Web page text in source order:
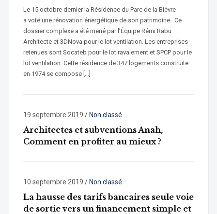
Le 15 octobre dernier la Résidence du Parc de la Bièvre
a voté une rénovation énergétique de son patrimoine. Ce
dossier complexe a été mené par l’Équipe Rémi Rabu
Architecte et 3DNova pour le lot ventilation. Les entreprises
retenues sont Socateb pour le lot ravalement et SPCP pour le
lot ventilation. Cette résidence de 347 logements construite
en 1974 se compose […]
19 septembre 2019 / Non classé
Architectes et subventions Anah,
Comment en profiter au mieux ?
10 septembre 2019 / Non classé
La hausse des tarifs bancaires seule voie
de sortie vers un financement simple et